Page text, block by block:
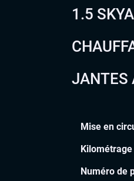
1.5
JANTES
Mise en
Kilométrage
Numéro de